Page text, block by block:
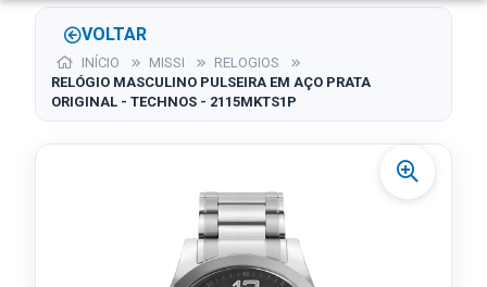
VOLTAR
INÍCIO MISSI
RELOGIOS
RELÓGIO MASCULINO PULSEIRA EM AÇO PRATA
ORIGINAL - TECHNOS - 2115MKTS1P